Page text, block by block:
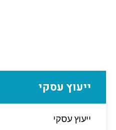
ייעוץ עסקי
ייעוץ עסקי